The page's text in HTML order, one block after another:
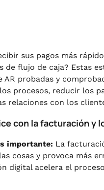
sus pagos más
de flujo de caja? Estas
AR probadas y
procesos, reducir los
relaciones con los
con la facturación y
importante: La
cosas y provoca más
digital acelera el